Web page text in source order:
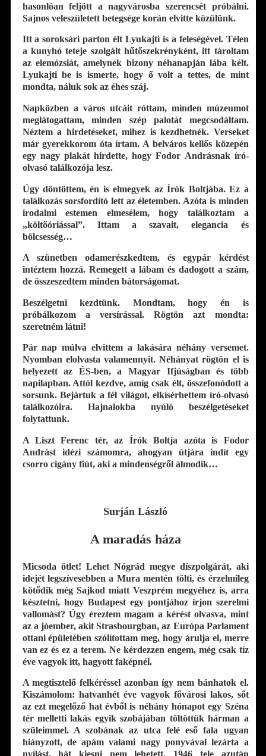
hasonlóan feljött a nagyvárosba szerencsét próbálni.
Sajnos veleszületett betegsége korán elvitte közülünk.
Itt a soroksári parton élt Lyukajti is a feleségével. Télen
a kunyhó teteje szolgált hűtőszekrényként, itt tároltam
az elemózsiát, amelynek bizony néhanapján lába kélt.
Lyukajti be is ismerte, hogy ő volt a tettes, de mint
mondta, náluk sok az éhes száj.
Napközben a város utcáit róttam, minden múzeumot
meglátogattam, minden szép palotát megcsodáltam.
Néztem a hirdetéseket, mihez is kezdhetnék. Verseket
már gyerekkorom óta írtam. A belváros kellős közepén
egy nagy plakát hirdette, hogy Fodor Andrásnak író-
olvasó találkozója lesz.
Úgy döntöttem, én is elmegyek az Írók Boltjába. Ez a
találkozás sorsfordító lett az életemben. Azóta is minden
irodalmi estemen elmesélem, hogy találkoztam a
„költőóriással”. Ittam a szavait, elegancia és
bölcsesség…
A szünetben odamerészkedtem, és egypár kérdést
intéztem hozzá. Remegett a lábam és dadogott a szám,
de összeszedtem minden bátorságomat.
Beszélgetni kezdtünk. Mondtam, hogy én is
próbálkozom a versírással. Rögtön azt mondta:
szeretném látni!
Pár nap múlva elvittem a lakására néhány versemet.
Nyomban elolvasta valamennyit. Néhányat rögtön el is
helyezett az ÉS-ben, a Magyar Ifjúságban és több
napilapban. Attól kezdve, amíg csak élt, összefonódott a
sorsunk. Bejártuk a fél világot, elkísérhettem író-olvasó
találkozóira. Hajnalokba nyúló beszélgetéseket
folytattunk.
A Liszt Ferenc tér, az Írók Boltja azóta is Fodor
Andrást idézi számomra, ahogyan útjára indít egy
csorro cigány fiút, aki a mindenségről álmodik…
Surján László
A maradás háza
Micsoda ötlet! Lehet Nógrád megye díszpolgárát, aki
idejét legszívesebben a Mura mentén tölti, és érzelmileg
kötődik még Sajkod miatt Veszprém megyéhez is, arra
késztetni, hogy Budapest egy pontjához írjon szerelmi
vallomást? Úgy éreztem magam a kérést olvasva, mint
az a jóember, akit Strasbourgban, az Európa Parlament
ottani épületében szólítottam meg, hogy árulja el, merre
van ez és ez a terem. Ne kérdezzen engem, még csak tíz
éve vagyok itt, hagyott faképnél.
A megtisztelő felkéréssel azonban így nem bánhatok el.
Kiszámolom: hatvanhét éve vagyok fővárosi lakos, sőt
az ezt megelőző hat évből is néhány hónapot egy Széna
tér melletti lakás egyik szobájában töltöttük hárman a
szüleimmel. A szobának az utca felé eső fala ugyan
hiányzott, de apám valami nagy ponyvával lezárta a